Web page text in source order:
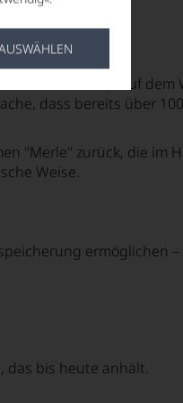
charmant.
Château auf dem
dass bereits über
"Merle" zurück, die im
Weise.
ermöglichen –
, das bis heute anhält.